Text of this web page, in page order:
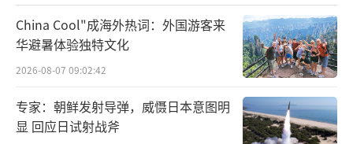
China Cool"成海外热词：外国游客来
华避暑体验独特文化
2026-08-07 09:02:42
专家：朝鲜发射导弹，威慑日本意图明
显 回应日试射战斧